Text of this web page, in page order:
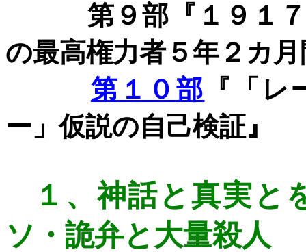
第９部『１９１７
の最高権力者５年２カ
第１０部 『「
ー」仮説の自己検証』
１、神話と真実と
ソ・詭弁と大量殺人